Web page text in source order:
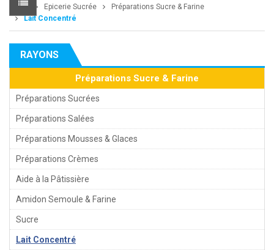
Home Epicerie Sucrée
Préparations Sucre & Farine
Lait Concentré
RAYONS
Préparations Sucre & Farine
Préparations Sucrées
Préparations Salées
Préparations Mousses & Glaces
Préparations Crèmes
Aide à la Pâtissière
Amidon Semoule & Farine
Sucre
Lait Concentré